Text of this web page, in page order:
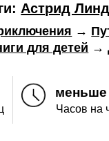
Астрид
→
для детей →
меньше
Часов на